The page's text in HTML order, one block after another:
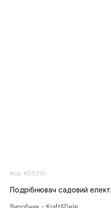
Код: KD5210
Подрібнювач садовий